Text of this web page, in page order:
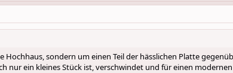
sondern um einen Teil der hässlichen Platte
nur ein kleines Stück ist, verschwindet und für einen